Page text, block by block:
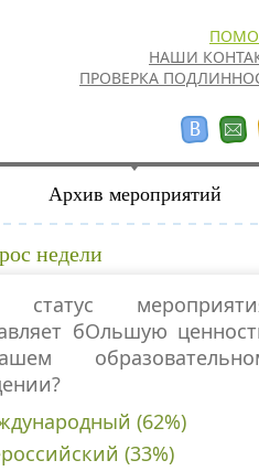
НАШИ
ПРОВЕРКА
Архив мероприятий
недели
статус
бОльшую
(62%)
(33%)